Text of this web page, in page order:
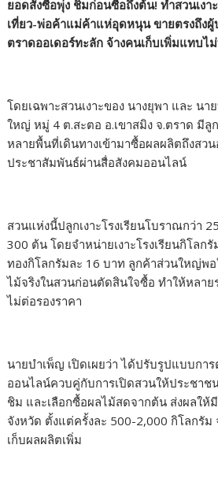
ยอดสั่งซื้อพุ่ง ชิมก่อนซื้อถึงต้น! ทำสวนเง
เที่ยว-พ่อค้าแม่ค้าแห่อุดหนุน ขายตรงถึงผู้
ตราดออเดอร์ทะลัก จ้างคนเก็บเพิ่มแทบไ
โดยเฉพาะสวนเงาะของ นางยุพา และ นา
ใหญ่ หมู่ 4 ต.สะตอ อ.เขาสมิง จ.ตราด มี
หลายพื้นที่เดินทางเข้ามาซื้อผลผลิตถึงสวน
ประชาสัมพันธ์ผ่านสื่อสังคมออนไลน์
สวนแห่งนี้ปลูกเงาะโรงเรียนโบราณกว่า
300 ต้น โดยจำหน่ายเงาะโรงเรียนกิโลก
ทองกิโลกรัมละ 16 บาท ลูกค้าส่วนใหญ่พ
ไม้จริงในสวนก่อนตัดสินใจซื้อ ทำให้หลา
ไม่ต่อรองราคา
นายบำเพ็ญ เปิดเผยว่า ได้ปรับรูปแบบกา
ออนไลน์ควบคู่กับการเปิดสวนให้ประชาช
ชิม และเลือกซื้อผลไม้สดจากต้น ส่งผลให้
จังหวัด ตั้งแต่ครั้งละ 500-2,000 กิโลกรัม
เก็บผลผลิตเพิ่ม